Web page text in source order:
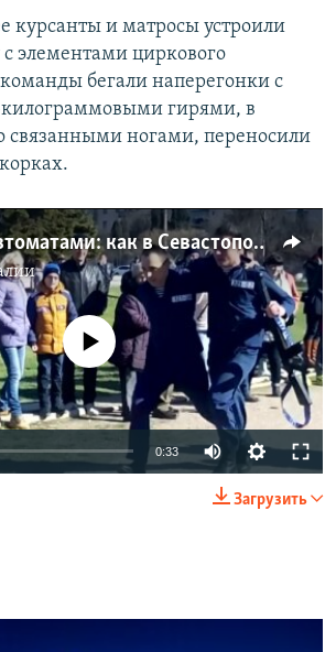
курсанты и матросы устроили
элементами циркового
бегали наперегонки с
гирями, в
связанными ногами, переносили
Эстафета с автоматами: как в Севастополе Масленицу отмечали (видео)
source currently available
0:33
Загрузить